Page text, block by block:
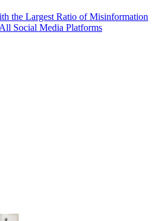
the Largest Ratio of Misinformation
Social Media Platforms